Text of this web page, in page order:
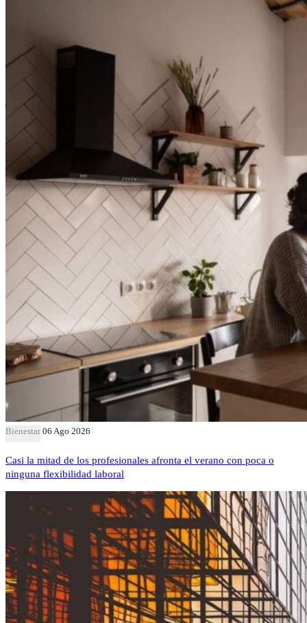
Bienestar 06 Ago 2026
Casi la mitad de los profesionales afronta el verano con poca o
ninguna flexibilidad laboral